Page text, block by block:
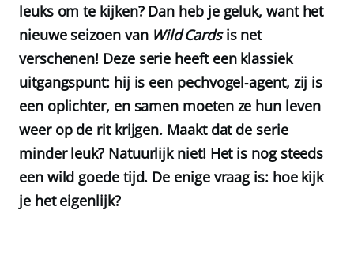
leuks om te kijken? Dan heb je geluk, want het
nieuwe seizoen van Wild Cardsis net
verschenen! Deze serie heeft een klassiek
uitgangspunt: hij is een pechvogel‐agent, zij is
een oplichter, en samen moeten ze hun leven
weer op de rit krijgen. Maakt dat de serie
minder leuk? Natuurlijk niet! Het is nog steeds
een wild goede tijd. De enige vraag is: hoe kijk
je het eigenlijk?